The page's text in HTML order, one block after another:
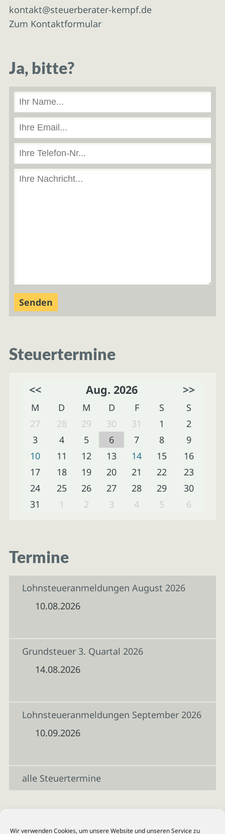
Wir verwenden Cookies, um unsere Website und unseren Service zu
kontakt@steuerberater-kempf.de
Zum Kontaktformular
Ja, bitte?
Steuertermine
<< Aug. 2026 >>
M D M D F S
S
27
28 29 30 31 1
2
3
4 5 6 7 8
9
10
11 12 13 14 15
16
17
18 19 20 21 22
23
24
25 26 27 28 29
30
31
1 2 3 4 5 6
Termine
Lohnsteueranmeldungen August 2026
10.08.2026
Grundsteuer 3. Quartal 2026
14.08.2026
Lohnsteueranmeldungen September 2026
10.09.2026
alle Steuertermine